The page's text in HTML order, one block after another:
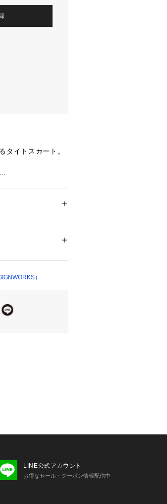
タイトスカート。
メです！
裏地 ポリエステ
）
LINE公式アカウント
お得なセール・クーポン情報配信中